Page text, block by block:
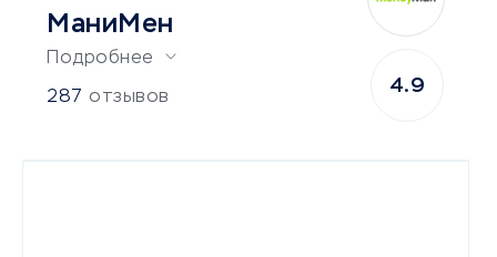
МаниМен
Подробнее
287 отзывов
4.9